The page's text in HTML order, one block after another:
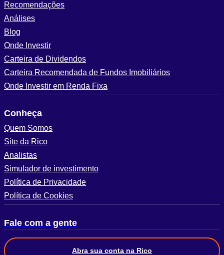
Recomendações
Análises
Blog
Onde Investir
Carteira de Dividendos
Carteira Recomendada de Fundos Imobiliários
Onde Investir em Renda Fixa
Conheça
Quem Somos
Site da Rico
Analistas
Simulador de investimento
Política de Privacidade
Política de Cookies
Fale com a gente
Abra sua conta na Rico